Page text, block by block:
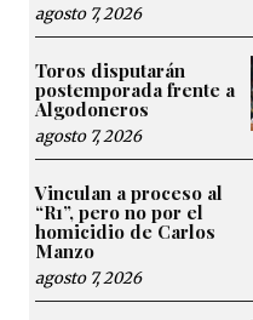
agosto 7, 2026
Toros disputarán
postemporada frente a
Algodoneros
agosto 7, 2026
Vinculan a proceso al
“R1”, pero no por el
homicidio de Carlos
Manzo
agosto 7, 2026